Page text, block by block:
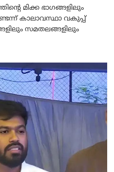
മിക്ക ഭാഗങ്ങളിലും
കാലാവസ്ഥാ വകുപ്പ്
സമതലങ്ങളിലും